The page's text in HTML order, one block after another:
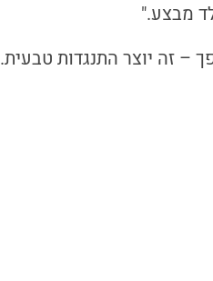
מבצע."
– זה יוצר התנגדות טבעית.